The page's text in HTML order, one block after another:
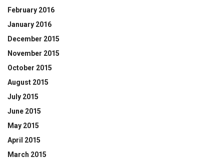
February 2016
January 2016
December 2015
November 2015
October 2015
August 2015
July 2015
June 2015
May 2015
April 2015
March 2015